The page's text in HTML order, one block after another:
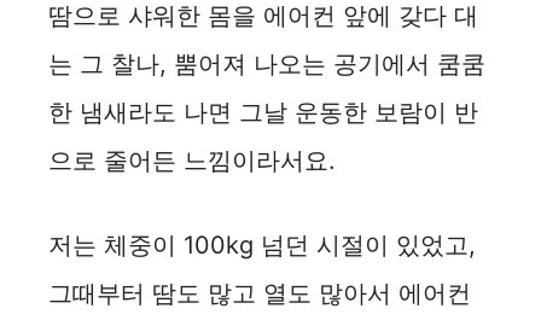
땀으로 샤워한 몸을 에어컨 앞에 갖다 대
는 그 찰나, 뿜어져 나오는 공기에서 쿰쿰
한 냄새라도 나면 그날 운동한 보람이 반
으로 줄어든 느낌이라서요.
저는 체중이 100kg 넘던 시절이 있었고,
그때부터 땀도 많고 열도 많아서 에어컨